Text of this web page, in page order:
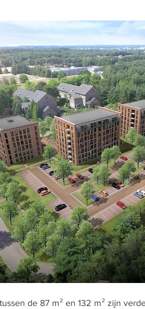
de 87 m² en 132 m² zijn